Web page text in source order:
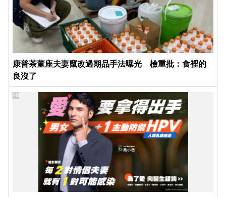
康普茶董座夫妻竄改過期品手法曝光 檢重批：食裡的
良沒了
PR